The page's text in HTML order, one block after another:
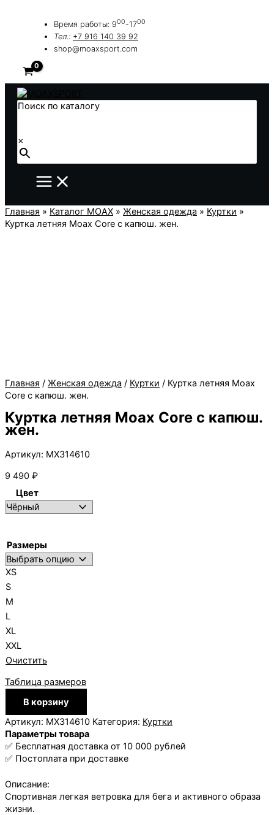
содержимому
Время работы: 900-1700
Тел.: +7 916 140 39 92
shop@moaxsport.com
Поиск по каталогу
×
Главная » Каталог MOAX » Женская одежда » Куртки »
Куртка летняя Moax Core с капюш. жен.
Главная / Женская одежда / Куртки / Куртка летняя Moax
Core с капюш. жен.
Куртка летняя Moax Core с капюш.
жен.
Артикул: MX314610
9 490 ₽
Цвет
Размеры
XS
S
M
L
XL
XXL
Очистить
Таблица размеров
товара
Куртка
летняя
Moax
Core
капюш.
жен.
В корзину
Артикул: MX314610 Категория: Куртки
Параметры товара
✅ Бесплатная доставка от 10 000 рублей
✅ Постоплата при доставке
Описание:
Спортивная легкая ветровка для бега и активного образа
жизни.